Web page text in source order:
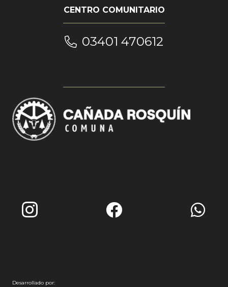
CENTRO COMUNITARIO
03401 470612
Desarrollado por: